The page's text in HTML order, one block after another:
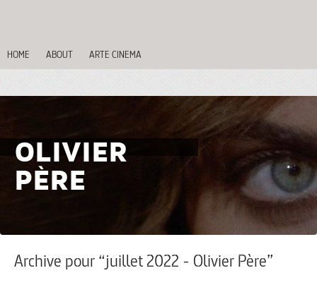
HOME ABOUT ARTE CINEMA
OLIVIER
PÈRE
Archive pour “juillet 2022 - Olivier Père”